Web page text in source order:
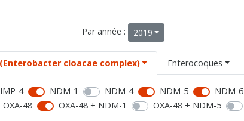
Par année : 2019
cloacae complex) Enterocoques
IMP-4 NDM-1 NDM-4 NDM-5 NDM-6
OXA-48 OXA-48 + NDM-1 OXA-48 + NDM-5